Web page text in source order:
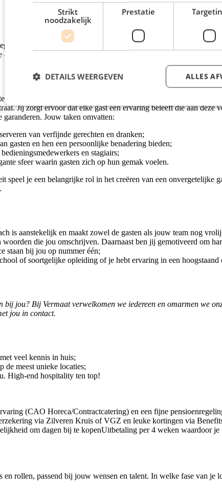
elke dag voor het hoogste doel gaan: onze gasten die ene
beter. Bij RIJKS® kan je het beste uit jezelf én je vak halen.
ben jij verantwoordelijk voor het bieden van een
Jij zorgt ervoor dat elke gast een ervaring beleeft die aan
Jouw taken omvatten:
van verfijnde gerechten en dranken;
gasten en hen een persoonlijke benadering bieden;
en stagiairs;
sfeer waarin gasten zich op hun gemak voelen.
je een belangrijke rol in het creëren van een onvergetelijke
is aanstekelijk en maakt zowel de gasten als jouw team nog
die jou omschrijven. Daarnaast ben jij gemotiveerd om
staan bij jou op nummer één;
of soortgelijke opleiding of je hebt ervaring in een hoogstaand
bij jou? Bij Vermaat verwelkomen we iedereen en omarmen we
jou in contact.
veel kennis in huis;
de meest unieke locaties;
High-end hospitality ten top!
(CAO Horeca/Contractcatering) en een fijne
via Zilveren Kruis of VGZ en leuke kortingen via
om dagen bij te kopenUitbetaling per 4 weken waardoor
en rollen, passend bij jouw wensen en talent. In welke fase van je
Strikt
noodzakelijk
Prestatie
ALLES
DETAILS WEERGEVEN